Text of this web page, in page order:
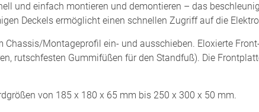
und einfach montieren und demontieren – das
Deckels ermöglicht einen schnellen Zugriff auf die
Montageprofil ein- und ausschieben. Eloxierte
rutschfesten Gummifüßen für den Standfuß). Die
von 185 x 180 x 65 mm bis 250 x 300 x 50 mm.